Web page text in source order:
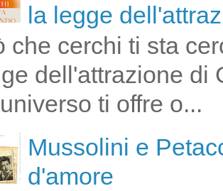
la legge
che cerchi ti sta
dell'attrazione
ti offre o...
Mussolini e
d'amore